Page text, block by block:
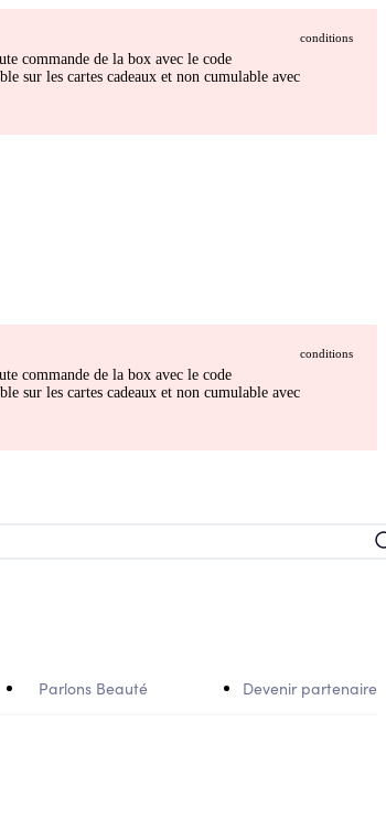
conditions
commande de la box avec le code
sur les cartes cadeaux et non cumulable avec
conditions
commande de la box avec le code
sur les cartes cadeaux et non cumulable avec
Parlons Beauté Devenir partenaire